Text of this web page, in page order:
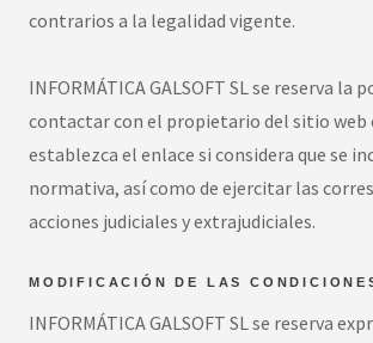
contrarios a la legalidad vigente.
INFORMÁTICA GALSOFT SL se reserva la
contactar con el propietario del sitio web
establezca el enlace si considera que se
normativa, así como de ejercitar las
acciones judiciales y extrajudiciales.
MODIFICACIÓN DE LAS
INFORMÁTICA GALSOFT SL se reserva